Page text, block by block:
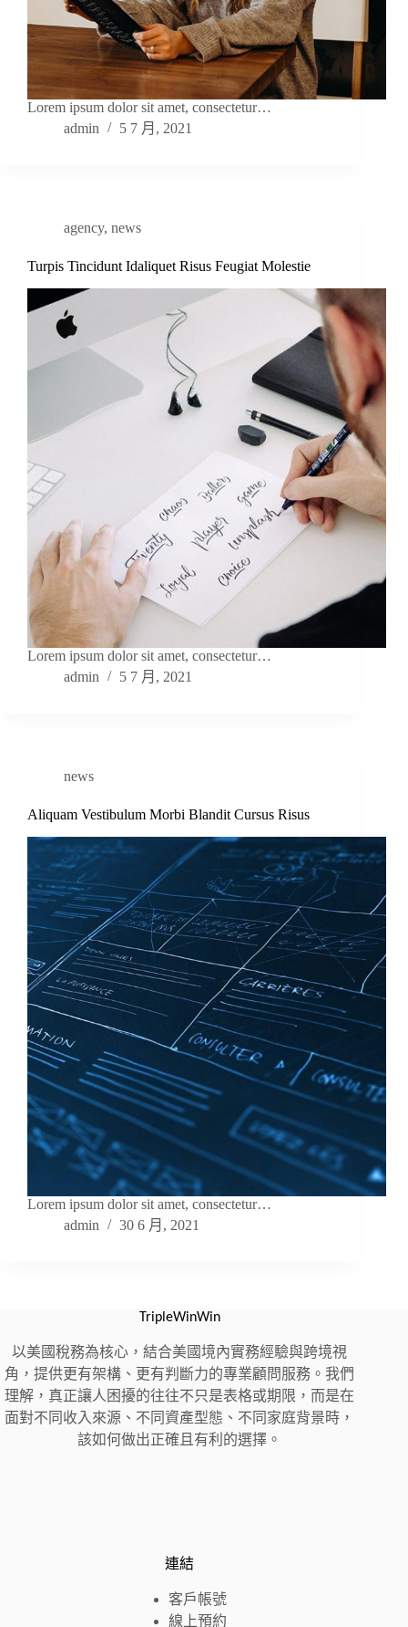
Lorem ipsum dolor sit amet, consectetur…
admin
5 7 月, 2021
agency, news
Turpis Tincidunt Idaliquet Risus Feugiat Molestie
Lorem ipsum dolor sit amet, consectetur…
admin
5 7 月, 2021
news
Aliquam Vestibulum Morbi Blandit Cursus Risus
Lorem ipsum dolor sit amet, consectetur…
admin
30 6 月, 2021
TripleWinWin
以美國稅務為核心，結合美國境內實務經驗與跨境視
角，提供更有架構、更有判斷力的專業顧問服務。我們
理解，真正讓人困擾的往往不只是表格或期限，而是在
面對不同收入來源、不同資產型態、不同家庭背景時，
該如何做出正確且有利的選擇。
連結
客戶帳號
線上預約